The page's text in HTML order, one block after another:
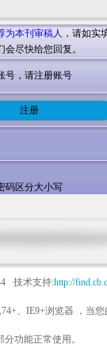
为本刊审稿人 ，请如实
尽快给您回复。
号，请注册账号
码区分大小写
技术支持:http://
、IE9+浏览器 ，当
分功能正常使用。